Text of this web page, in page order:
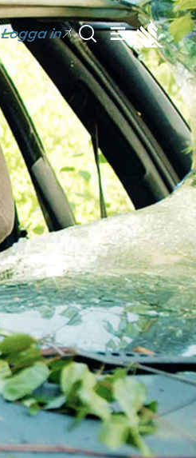
Logga in